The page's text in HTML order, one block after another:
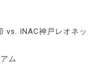
vs. INAC神戸レオネッ
ム